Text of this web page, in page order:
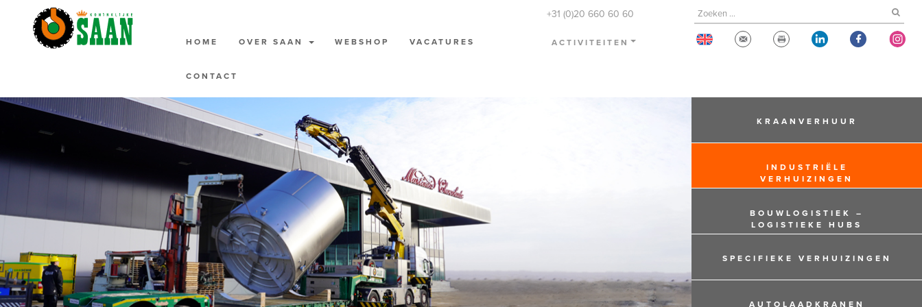
HOME OVER SAAN WEBSHOP VACATURES
CONTACT
+31 (0)20 660 60 60
ACTIVITEITEN
KRAANVERHUUR
INDUSTRIËLE
VERHUIZINGEN
BOUWLOGISTIEK –
LOGISTIEKE HUBS
SPECIFIEKE VERHUIZINGEN
AUTOLAADKRANEN